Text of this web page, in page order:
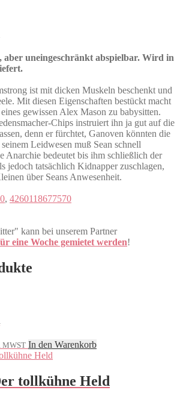
aber uneingeschränkt abspielbar. Wird in
ist mit dicken Muskeln beschenkt und
Mit diesen Eigenschaften bestückt macht
gewissen Alex Mason zu babysitten.
Chips instruiert ihn ja gut auf die
denn er fürchtet, Ganoven könnten die
Leidwesen muß Sean schnell
Anarchie bedeutet bis ihm schließlich der
jedoch tatsächlich Kidnapper zuschlagen,
über Seans Anwesenheit.
, 4260118677570
kann bei unserem Partner
eine Woche gemietet werden!
MWST In den Warenkorb
tollkühne Held